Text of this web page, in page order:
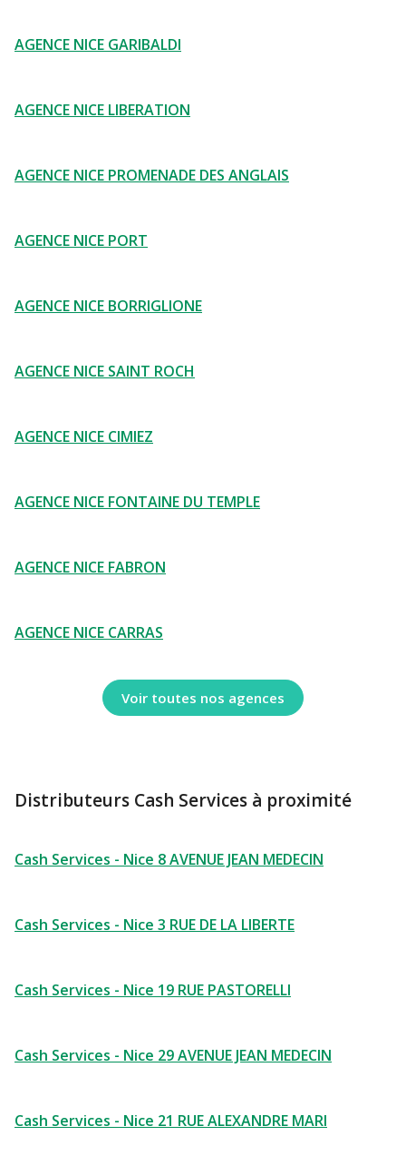
AGENCE NICE GARIBALDI
AGENCE NICE LIBERATION
AGENCE NICE PROMENADE DES ANGLAIS
AGENCE NICE PORT
AGENCE NICE BORRIGLIONE
AGENCE NICE SAINT ROCH
AGENCE NICE CIMIEZ
AGENCE NICE FONTAINE DU TEMPLE
AGENCE NICE FABRON
AGENCE NICE CARRAS
Voir toutes nos agences
Distributeurs Cash Services à proximité
Cash Services - Nice 8 AVENUE JEAN MEDECIN
Cash Services - Nice 3 RUE DE LA LIBERTE
Cash Services - Nice 19 RUE PASTORELLI
Cash Services - Nice 29 AVENUE JEAN MEDECIN
Cash Services - Nice 21 RUE ALEXANDRE MARI